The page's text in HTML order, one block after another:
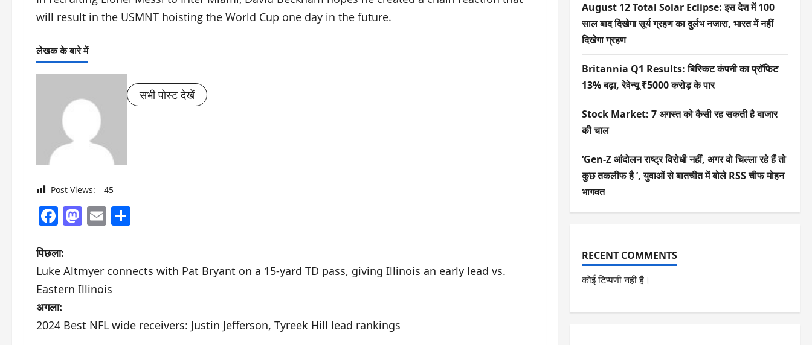
will result in the USMNT hoisting the World Cup one day in the future.
लेखक के बारे में
सभी पोस्ट देखें
Post Views: 45
Facebook
Mastodon
Email
पो
स्ट
ने
वि
पिछला:
Luke Altmyer connects with Pat Bryant on a 15-yard TD pass, giving Illinois an early lead vs.
Eastern Illinois
अगला:
2024 Best NFL wide receivers: Justin Jefferson, Tyreek Hill lead rankings
August 12 Total Solar Eclipse: इस देश में 100
साल बाद दिखेगा सूर्य ग्रहण का दुर्लभ नजारा, भारत में नहीं
दिखेगा ग्रहण
Britannia Q1 Results: बिस्किट कंपनी का प्रॉफिट
13% बढ़ा, रेवेन्यू ₹5000 करोड़ के पार
Stock Market: 7 अगस्त को कैसी रह सकती है बाजार
की चाल
‘Gen-Z आंदोलन राष्ट्र विरोधी नहीं, अगर वो चिल्ला रहे हैं तो
कुछ तकलीफ है ’, युवाओं से बातचीत में बोले RSS चीफ मोहन
भागवत
RECENT COMMENTS
कोई टिप्पणी नही है।